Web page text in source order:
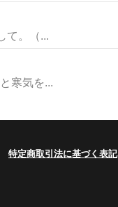
て。（...
寒気を...
特定商取引法に基づく表記